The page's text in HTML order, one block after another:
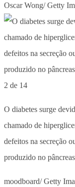
Oscar Wong/ Getty
2 de 14
O diabetes surge
chamado de
defeitos na secreção
produzido no pâncreas
moodboard/ Getty